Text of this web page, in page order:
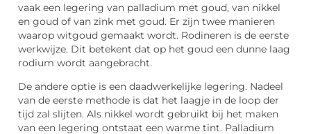
vaak een legering van palladium met goud, van nikkel
en goud of van zink met goud. Er zijn twee manieren
waarop witgoud gemaakt wordt. Rodineren is de eerste
werkwijze. Dit betekent dat op het goud een dunne laag
rodium wordt aangebracht.
De andere optie is een daadwerkelijke legering. Nadeel
van de eerste methode is dat het laagje in de loop der
tijd zal slijten. Als nikkel wordt gebruikt bij het maken
van een legering ontstaat een warme tint. Palladium